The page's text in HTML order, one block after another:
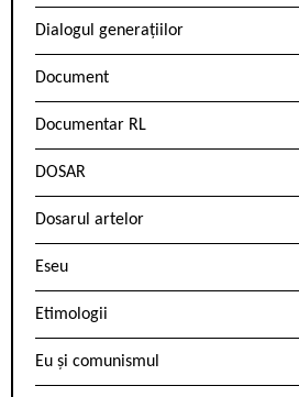
Dialogul generațiilor
Document
Documentar RL
DOSAR
Dosarul artelor
Eseu
Etimologii
Eu și comunismul